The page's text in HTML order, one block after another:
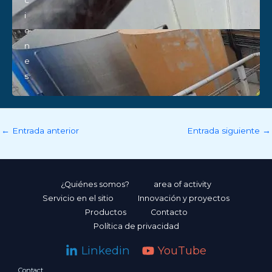
i
o
n
e
s
← Entrada anterior Entrada siguiente →
¿Quiénes somos?
area of activity
Servicio en el sitio
Innovación y proyectos
Productos
Contacto
Política de privacidad
Linkedin YouTube